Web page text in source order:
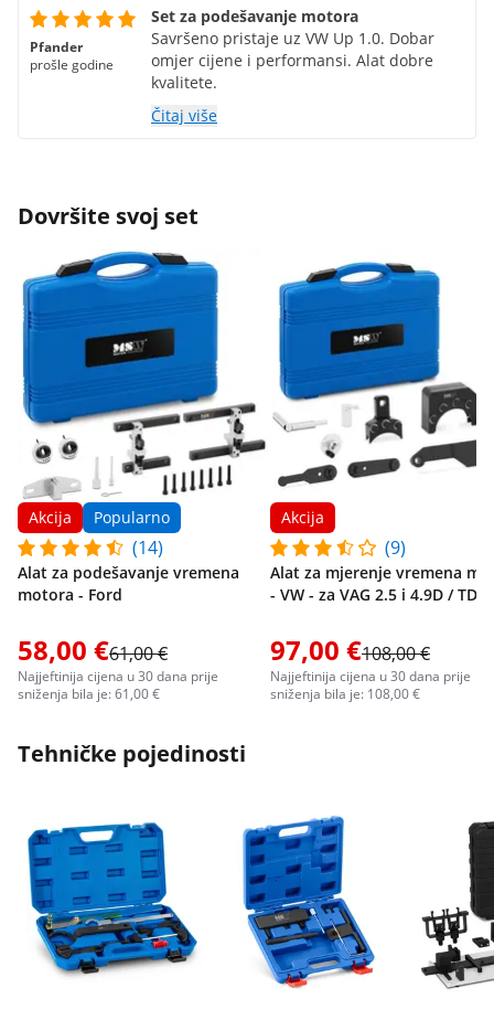
Pfander
prošle godine
Set za podešavanje motora
Savršeno pristaje uz VW Up 1.0. Dobar
omjer cijene i performansi. Alat dobre
kvalitete.
Čitaj više
Dovršite svoj set
Akcija Popularno
(14)
Alat za podešavanje vremena
motora - Ford
58,00 €61,00 €
Najjeftinija cijena u 30 dana prije
sniženja bila je: 61,00 €
Akcija
(9)
Alat za mjerenje vremena
- VW - za VAG 2.5 i 4.9D / TDI
97,00 €108,00 €
Najjeftinija cijena u 30 dana prije
sniženja bila je: 108,00 €
Tehničke pojedinosti